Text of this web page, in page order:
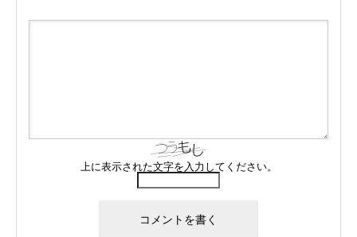
上に表示された文字を入力してください。